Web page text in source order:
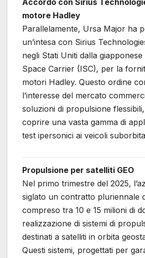
motore Hadley
Parallelamente, Ursa Major ha
un’intesa con Sirius
negli Stati Uniti dalla
Space Carrier (ISC), per la
motori Hadley. Questo ordine
l’interesse del mercato
soluzioni di propulsione
coprire una vasta gamma di
test ipersonici ai veicoli
Propulsione per satelliti GEO
Nel primo trimestre del 2025,
siglato un contratto pluriennale
compreso tra 10 e 15 milioni di
realizzazione di sistemi di
destinati a satelliti in orbita
Questi sistemi, progettati per